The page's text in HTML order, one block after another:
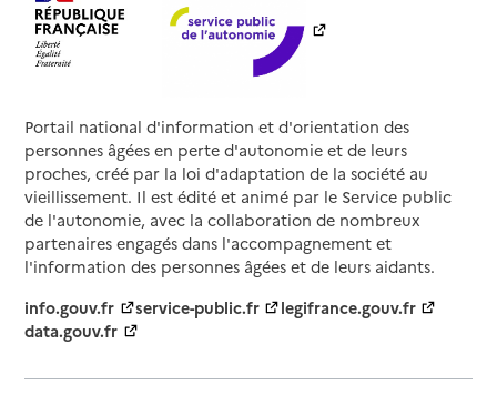
Portail national d'information et d'orientation des
personnes âgées en perte d'autonomie et de leurs
proches, créé par la loi d'adaptation de la société au
vieillissement. Il est édité et animé par le Service public
de l'autonomie, avec la collaboration de nombreux
partenaires engagés dans l'accompagnement et
l'information des personnes âgées et de leurs aidants.
info.gouv.fr
service-public.fr
legifrance.gouv.fr
data.gouv.fr